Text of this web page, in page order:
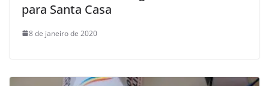
para Santa Casa
8 de janeiro de 2020